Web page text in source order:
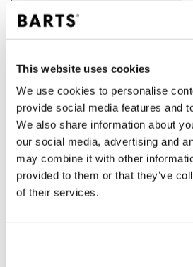
This website uses cookies
We use cookies to personalise
provide social media features and
We also share information about
our social media, advertising and
may combine it with other
provided to them or that they’ve
of their services.
Bestellingen die op werkdagen
worden geplaatst, worden
Gratis verzending voor orders
NL
Binnen 30 dagen retourneren